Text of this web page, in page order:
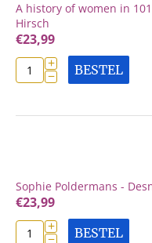
A history of women in
Hirsch
€23,99
+
− BESTEL
Sophie Poldermans -
€23,99
+
− BESTEL